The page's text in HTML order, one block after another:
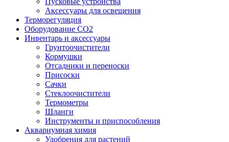
Аксессуары для освещения
Терморегуляция
Оборудование CO2
Инвентарь и аксессуары
Грунтоочистители
Кормушки
Отсадники и переноски
Присоски
Сачки
Стеклоочистители
Термометры
Шланги
Инструменты и приспособления
Аквариумная химия
Удобрения для растений